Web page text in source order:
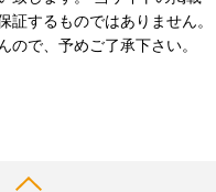
するものではありません。
で、予めご了承下さい。